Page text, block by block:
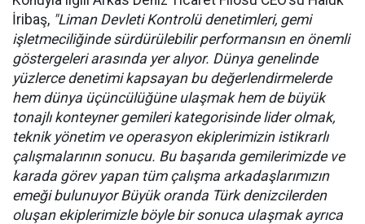
İribaş, "Liman Devleti Kontrolü denetimleri, gemi
işletmeciliğinde sürdürülebilir performansın en önemli
göstergeleri arasında yer alıyor. Dünya genelinde
yüzlerce denetimi kapsayan bu değerlendirmelerde
hem dünya üçüncülüğüne ulaşmak hem de büyük
tonajlı konteyner gemileri kategorisinde lider olmak,
teknik yönetim ve operasyon ekiplerimizin istikrarlı
çalışmalarının sonucu. Bu başarıda gemilerimizde ve
karada görev yapan tüm çalışma arkadaşlarımızın
emeği bulunuyor Büyük oranda Türk denizcilerden
oluşan ekiplerimizle böyle bir sonuca ulaşmak ayrıca